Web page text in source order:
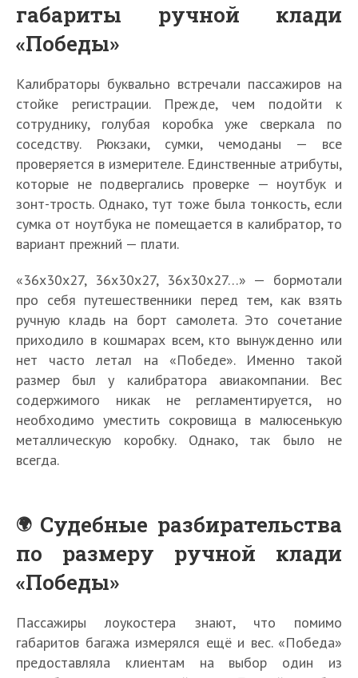
габариты ручной клади
«Победы»
Калибраторы буквально встречали пассажиров на
стойке регистрации. Прежде, чем подойти к
сотруднику, голубая коробка уже сверкала по
соседству. Рюкзаки, сумки, чемоданы — все
проверяется в измерителе. Единственные атрибуты,
которые не подвергались проверке — ноутбук и
зонт-трость. Однако, тут тоже была тонкость, если
сумка от ноутбука не помещается в калибратор, то
вариант прежний — плати.
«36х30х27, 36х30х27, 36х30х27…» — бормотали
про себя путешественники перед тем, как взять
ручную кладь на борт самолета. Это сочетание
приходило в кошмарах всем, кто вынужденно или
нет часто летал на «Победе». Именно такой
размер был у калибратора авиакомпании. Вес
содержимого никак не регламентируется, но
необходимо уместить сокровища в малюсенькую
металлическую коробку. Однако, так было не
всегда.
Судебные разбирательства
по размеру ручной клади
«Победы»
Пассажиры лоукостера знают, что помимо
габаритов багажа измерялся ещё и вес. «Победа»
предоставляла клиентам на выбор один из